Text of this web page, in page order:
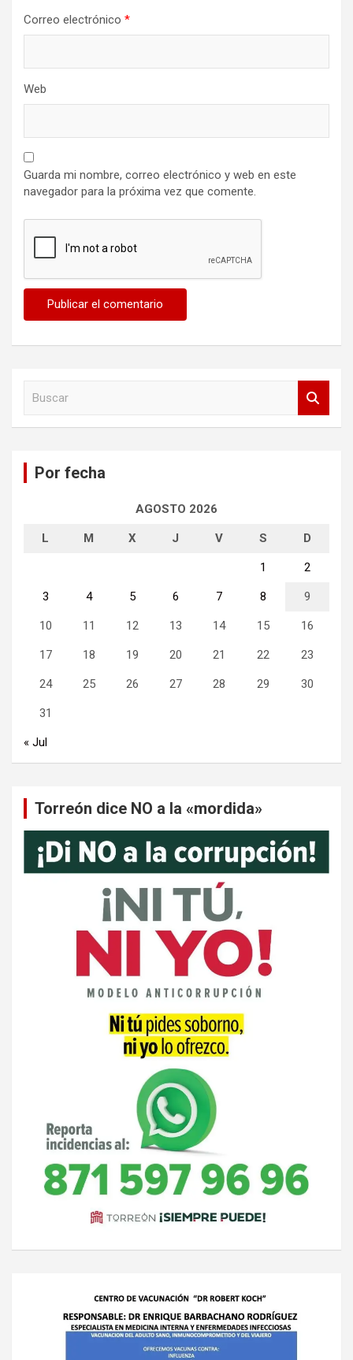
Correo electrónico *
Web
Guarda mi nombre, correo electrónico y web en este
navegador para la próxima vez que comente.
Por fecha
AGOSTO 2026
L M X J V S D
1 2
3 4 5 6 7 8 9
10 11 12 13 14 15 16
17 18 19 20 21 22 23
24 25 26 27 28 29 30
31
« Jul
Torreón dice NO a la «mordida»